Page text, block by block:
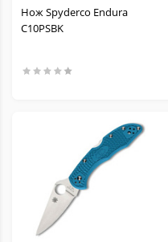
Нож Spyderco Endura
C10PSBK